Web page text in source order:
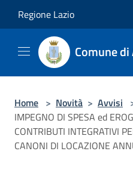
Regione Lazio
Comune
Home > Novità > Avvisi
IMPEGNO DI SPESA ed
CONTRIBUTI INTEGRATIVI
CANONI DI LOCAZIONE